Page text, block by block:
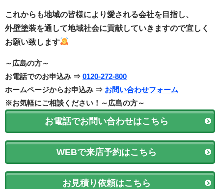
これからも地域の皆様により愛される会社を目指し、
外壁塗装を通して地域社会に貢献していきますので宜しく
お願い致します
～広島の方～
お電話でのお申込み ⇒ 0120-272-800
ホームページからお申込み ⇒ お問い合わせフォーム
※お気軽にご相談ください！～広島の方～
お電話でお問い合わせはこちら
WEBで来店予約はこちら
お見積り依頼はこちら